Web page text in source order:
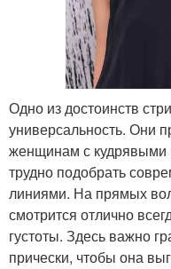
Одно из достоинств
универсальность. Они
женщинам с
трудно подобрать
линиями. На прямых
смотрится отлично
густоты. Здесь важно
прически, чтобы она